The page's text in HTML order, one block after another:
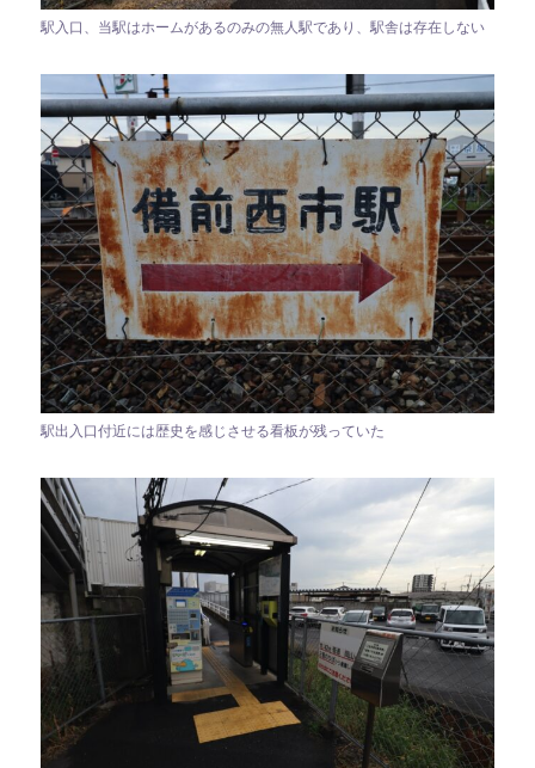
駅入口、当駅はホームがあるのみの無人駅であり、駅舎は存在しない
駅出入口付近には歴史を感じさせる看板が残っていた